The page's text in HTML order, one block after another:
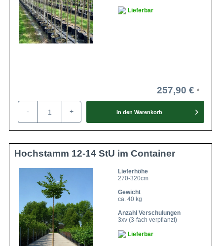
Lieferbar
257,90 €
- + In den Warenkorb
Hochstamm 12-14 StU im Container
Lieferhöhe
270-320cm
Gewicht
ca. 40 kg
Anzahl Verschulungen
3xv (3-fach verpflanzt)
Lieferbar